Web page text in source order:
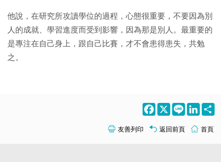
他說，在研究所攻讀學位的過程，心態很重要，不要因為別
人的成就、學習進度而受到影響，因為那是別人。最重要的
是專注在自己身上，跟自己比賽，才不會患得患失，共勉
之。
Facebook
X Line
友善列印 返回前頁 首頁